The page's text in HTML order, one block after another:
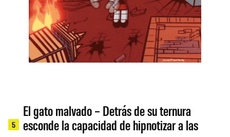
5
El gato malvado – Detrás de su ternura
esconde la capacidad de hipnotizar a las